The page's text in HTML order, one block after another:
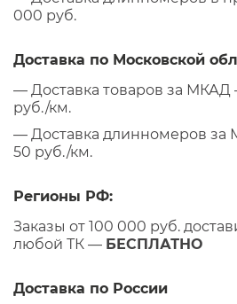
000 руб.
Доставка по Московской
— Доставка товаров за МКАД
руб./км.
— Доставка длинномеров за
50 руб./км.
Регионы РФ:
Заказы от 100 000 руб.
любой ТК — БЕСПЛАТНО
Доставка по России